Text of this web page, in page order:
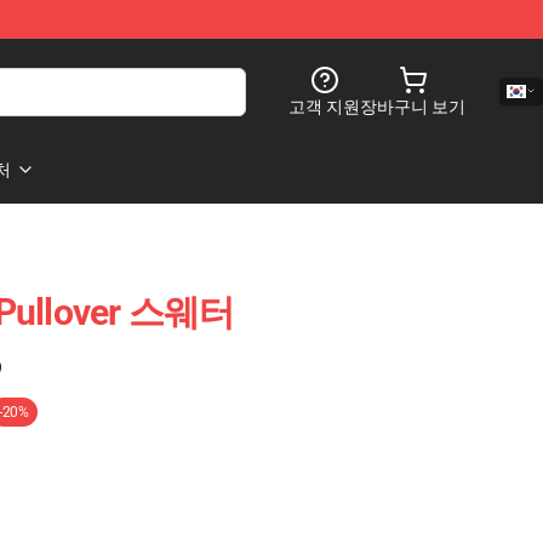
고객 지원장바구니 보기
스웨터
-20%